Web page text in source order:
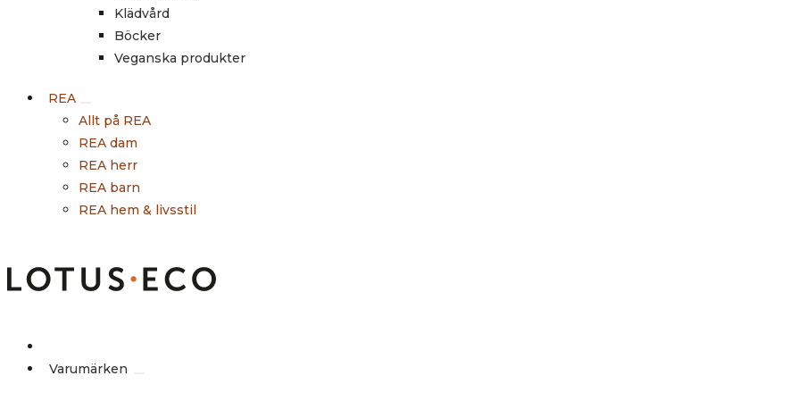
Klädvård
Böcker
Veganska produkter
REA
Allt på REA
REA dam
REA herr
REA barn
REA hem & livsstil
Varumärken